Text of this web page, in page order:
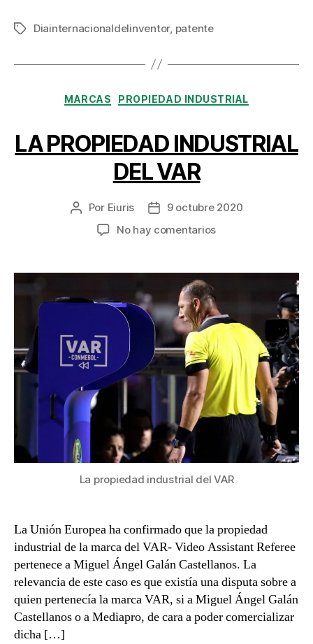
Etiquetas
Diainternacionaldelinventor, patente
Categorías
MARCAS PROPIEDAD INDUSTRIAL
LA PROPIEDAD INDUSTRIAL
DEL VAR
Autor
Por Eiuris
Fecha9 octubre 2020
No hay comentariosen
INDUSTRIAL
VAR
La propiedad industrial del VAR
La Unión Europea ha confirmado que la propiedad
industrial de la marca del VAR- Video Assistant Referee
pertenece a Miguel Ángel Galán Castellanos. La
relevancia de este caso es que existía una disputa sobre a
quien pertenecía la marca VAR, si a Miguel Ángel Galán
Castellanos o a Mediapro, de cara a poder comercializar
dicha […]